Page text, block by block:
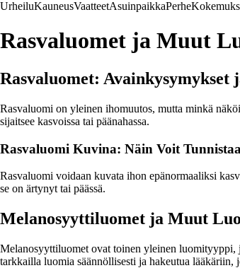
UrheiluKauneusVaatteetAsuinpaikkaPerhe
Rasvaluomet ja Muut
Rasvaluomet: Avainkysymykset
Rasvaluomi on yleinen ihomuutos, mutta minkä
sijaitsee kasvoissa tai päänahassa.
Rasvaluomi Kuvina: Näin Voit
Rasvaluomi voidaan kuvata ihon epänormaaliksi
se on ärtynyt tai päässä.
Melanosyyttiluomet ja Muut
Melanosyyttiluomet ovat toinen yleinen luomityyppi,
tarkkailla luomia säännöllisesti ja hakeutua lääkäriin,